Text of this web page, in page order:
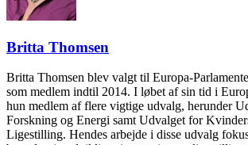
Britta Thomsen
Britta Thomsen blev valgt til Europa-
som medlem indtil 2014. I løbet af sin tid i
hun medlem af flere vigtige udvalg, herunder
Forskning og Energi samt Udvalget for
Ligestilling. Hendes arbejde i disse udvalg